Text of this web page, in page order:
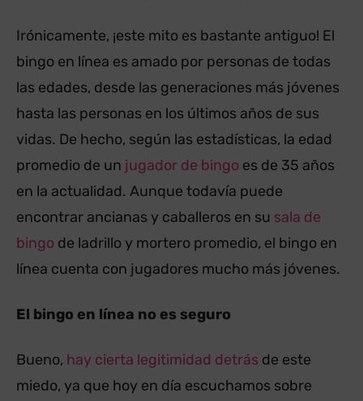
Irónicamente, ¡este mito es bastante antiguo! El
bingo en línea es amado por personas de todas
las edades, desde las generaciones más jóvenes
hasta las personas en los últimos años de sus
vidas. De hecho, según las estadísticas, la edad
promedio de un jugador de bingo es de 35 años
en la actualidad. Aunque todavía puede
encontrar ancianas y caballeros en su sala de
bingo de ladrillo y mortero promedio, el bingo en
línea cuenta con jugadores mucho más jóvenes.
El bingo en línea no es seguro
Bueno, hay cierta legitimidad detrás de este
miedo, ya que hoy en día escuchamos sobre